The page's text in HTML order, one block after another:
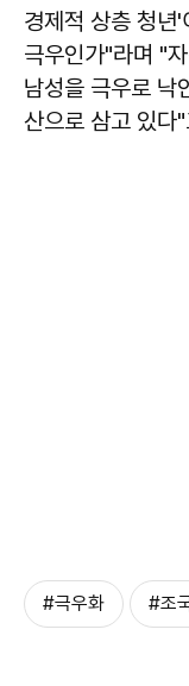
경제적 상층 청년
극우인가"라며 "
남성을 극우로 낙
산으로 삼고 있다
#극우화 #조